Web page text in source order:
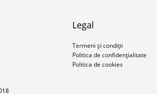
Legal
Termeni și condiții
Politica de confidențialitate
Politica de cookies